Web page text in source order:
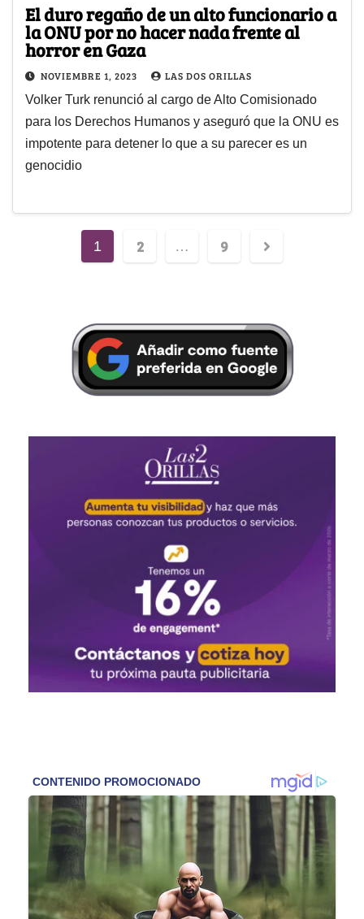
El duro regaño de un alto funcionario a
la ONU por no hacer nada frente al
horror en Gaza
NOVIEMBRE 1, 2023 LAS DOS ORILLAS
Volker Turk renunció al cargo de Alto Comisionado
para los Derechos Humanos y aseguró que la ONU es
impotente para detener lo que a su parecer es un
genocidio
1 2 … 9